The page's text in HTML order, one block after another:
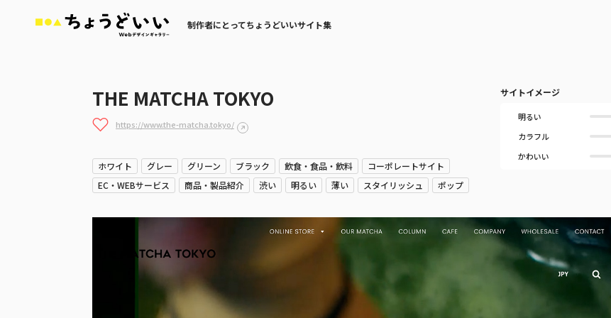
制作者にとってちょうどいいサイト集
THE MATCHA TOKYO
https://www.the-matcha.tokyo/
ホワイト グレー グリーン ブラック 飲食・食品・飲料
コーポレートサイト
EC・WEBサービス
商品・製品紹介 渋い 明るい 薄い スタイリッシュ ポップ
サイトイメージ
明るい
カラフル
かわいい